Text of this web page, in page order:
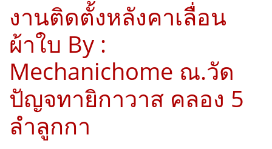
งานติดตั้งหลังคาเลื่อน
ผ้าใบ By :
Mechanichome ณ.วัด
ปัญจทายิกาวาส คลอง 5
ลำลูกกา